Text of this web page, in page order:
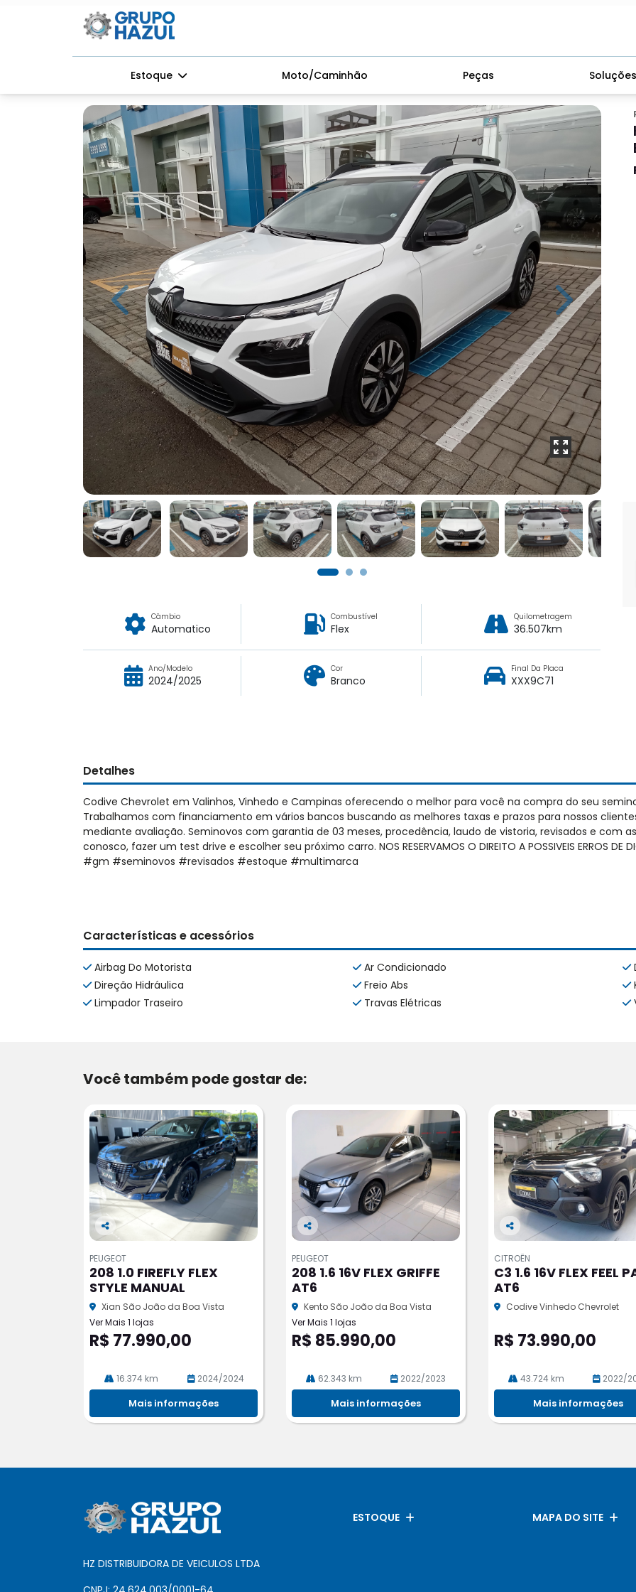
Estoque Moto/Caminhão Peças Soluções
Previous Next
Câmbio
Automatico
Combustível
Flex
Quilometragem
36.507km
Ano/Modelo
2024/2025
Cor
Branco
Final Da Placa
XXX9C71
Detalhes
Codive Chevrolet em Valinhos, Vinhedo e Campinas oferecendo o melhor para você na compra do seu
Trabalhamos com financiamento em vários bancos buscando as melhores taxas e prazos para nossos
mediante avaliação. Seminovos com garantia de 03 meses, procedência, laudo de vistoria, revisados e com
conosco, fazer um test drive e escolher seu próximo carro. NOS RESERVAMOS O DIREITO A POSSIVEIS ERROS
#gm #seminovos #revisados #estoque #multimarca
Características e acessórios
Airbag Do Motorista Ar Condicionado
Direção Hidráulica
Freio Abs
Limpador Traseiro
Travas Elétricas
Você também pode gostar de:
Co
pa
rtil
he
PEUGEOT
208 1.0 FIREFLY FLEX
STYLE MANUAL
Xian São João da Boa Vista
Ver Mais 1 lojas
R$ 77.990,00
16.374 km 2024/2024
Mais informações
Co
pa
rtil
he
PEUGEOT
208 1.6 16V FLEX GRIFFE
AT6
Kento São João da Boa Vista
Ver Mais 1 lojas
R$ 85.990,00
62.343 km 2022/2023
Mais informações
Co
pa
rtil
he
CITROËN
C3 1.6 16V FLEX FEEL
AT6
Codive Vinhedo Chevrolet
R$ 73.990,00
43.724 km 2022/
Mais informações
ESTOQUE MAPA DO SITE
HZ DISTRIBUIDORA DE VEICULOS LTDA